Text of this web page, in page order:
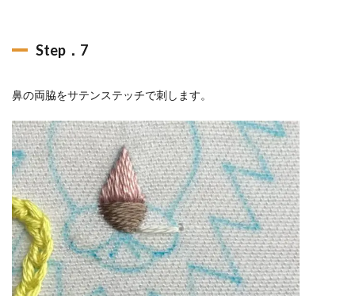
Step．7
鼻の両脇をサテンステッチで刺します。